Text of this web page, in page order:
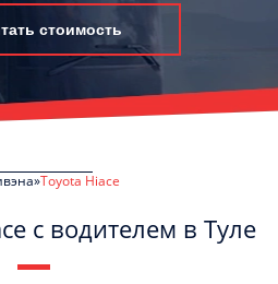
стоимость
Toyota Hiace
с водителем в Туле